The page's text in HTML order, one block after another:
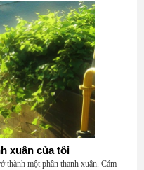
xuân của tôi
thành một phần thanh xuân. Cảm